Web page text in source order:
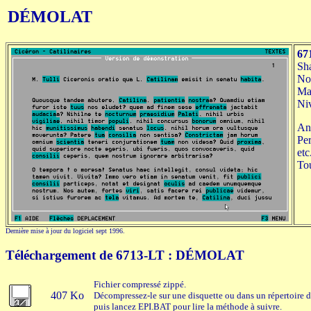
DÉMOLAT
etc.
Dernière mise à jour du logiciel sept 1996.
Téléchargement de 6713-LT : DÉMOLAT
407 Ko
Fichier compressé zippé.
Décompressez-le sur une disquette ou dans un répertoire
puis lancez EPI.BAT pour lire la méthode à suivre.